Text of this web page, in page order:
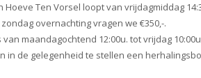
Hoeve Ten Vorsel loopt van vrijdagmiddag
overnachting vragen we €350,-.
van maandagochtend 12:00u. tot vrijdag
in de gelegenheid te stellen een